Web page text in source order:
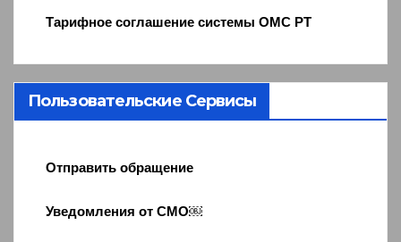
Тарифное соглашение системы ОМС РТ
Пользовательские Сервисы
Отправить обращение
Уведомления от СМО￼